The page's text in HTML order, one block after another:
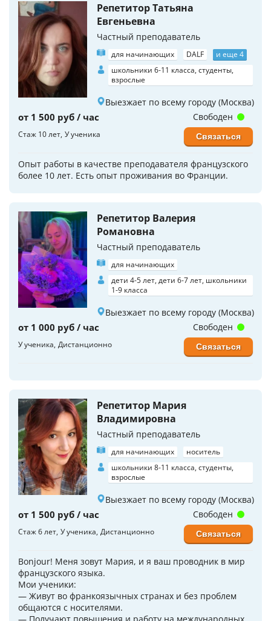
Репетитор Татьяна
Евгеньевна
Частный преподаватель
для начинающих DALF
и еще 4
школьники 6-11 класса, студенты,
взрослые
Выезжает по всему городу (Москва)
от 1 500 руб / час
Стаж 10 лет У ученика
Опыт работы в качестве преподавателя французского
более 10 лет. Есть опыт проживания во Франции.
Свободен
Связаться
Репетитор Валерия
Романовна
Частный преподаватель
для начинающих
дети 4-5 лет, дети 6-7 лет, школьники
1-9 класса
Выезжает по всему городу (Москва)
от 1 000 руб / час
У ученика Дистанционно
Свободен
Связаться
Репетитор Мария
Владимировна
Частный преподаватель
для начинающих
носитель
школьники 8-11 класса, студенты,
взрослые
Выезжает по всему городу (Москва)
от 1 500 руб / час
Стаж 6 лет У ученика Дистанционно
Bonjour! Меня зовут Мария, и я ваш проводник в мир
французского языка.
Мои ученики:
— Живут во франкоязычных странах и без проблем
общаются с носителями.
— Получают повышения и работу на международных
Свободен
Связаться